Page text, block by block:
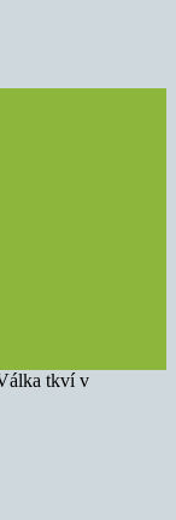
tkví v